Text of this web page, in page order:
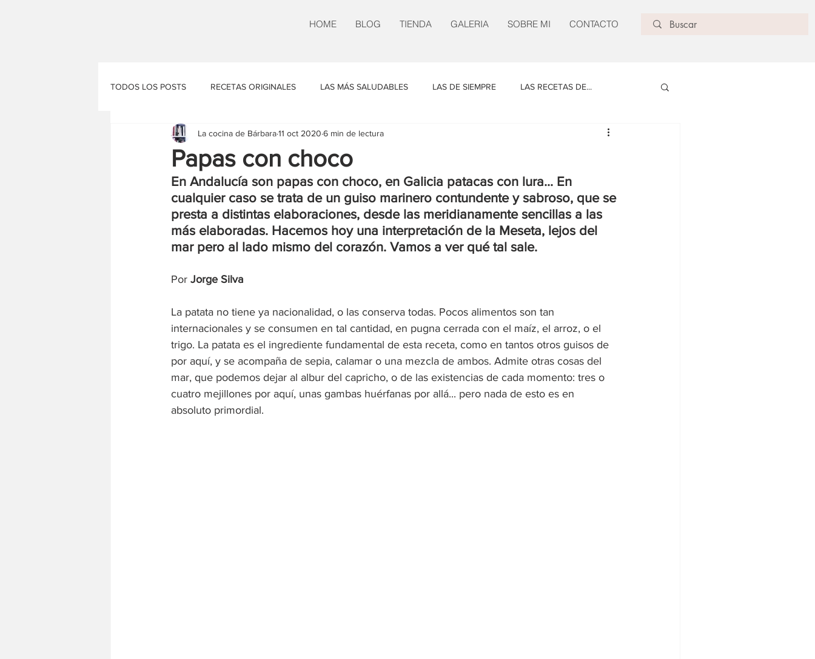
HOME BLOG TIENDA GALERIA SOBRE MI CONTACTO
TODOS LOS POSTS RECETAS ORIGINALES LAS MÁS SALUDABLES LAS DE SIEMPRE LAS RECETAS DE...
EL RINCÓN DE VINYET EL PAN NUESTRO UN POCO DE TODO
Papas con choco
La cocina de Bárbara11 oct 2020 6 min de lectura
En Andalucía son papas con choco, en Galicia patacas con lura... En
cualquier caso se trata de un guiso marinero contundente y sabroso, que se
presta a distintas elaboraciones, desde las meridianamente sencillas a las
más elaboradas. Hacemos hoy una interpretación de la Meseta, lejos del
mar pero al lado mismo del corazón. Vamos a ver qué tal sale.
Por Jorge Silva
La patata no tiene ya nacionalidad, o las conserva todas. Pocos alimentos son tan
internacionales y se consumen en tal cantidad, en pugna cerrada con el maíz, el arroz, o el
trigo. La patata es el ingrediente fundamental de esta receta, como en tantos otros guisos de
por aquí, y se acompaña de sepia, calamar o una mezcla de ambos. Admite otras cosas del
mar, que podemos dejar al albur del capricho, o de las existencias de cada momento: tres o
cuatro mejillones por aquí, unas gambas huérfanas por allá... pero nada de esto es en
absoluto primordial.